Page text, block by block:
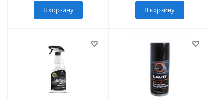
В корзину В корзину